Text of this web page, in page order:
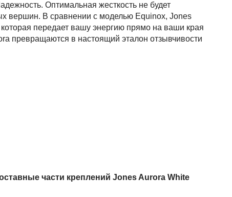
Оптимальная жесткость не будет
вершин. В сравнении с моделью Equinox, Jones
передает вашу энергию прямо на ваши края
превращаются в настоящий эталон отзывчивости
части креплений Jones Aurora White